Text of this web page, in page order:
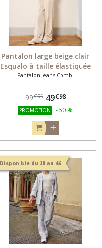
Pantalon large beige clair
Esqualo à taille élastiquée
10040
Pantalon Jeans Combi
99€95 49€98
PROMOTION -50 %
Disponible du 38 au 46